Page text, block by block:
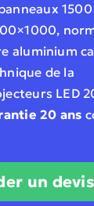
aluminium
de la
LED
20 ans
un devis